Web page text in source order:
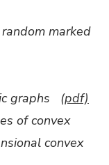
marked
graphs (pdf)
of convex
convex